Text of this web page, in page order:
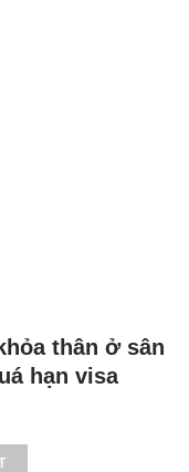
thân ở sân
hạn visa